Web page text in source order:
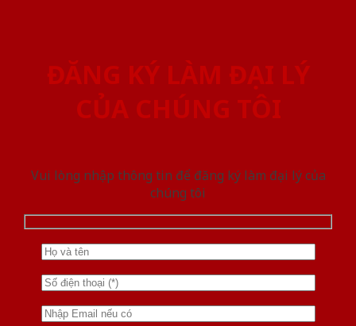
ĐĂNG KÝ LÀM ĐẠI LÝ
CỦA CHÚNG TÔI
Vui lòng nhập thông tin để đăng ký làm đại lý của
chúng tôi